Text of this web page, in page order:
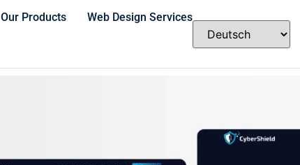
Our Products Web Design Services